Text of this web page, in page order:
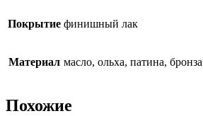
Покрытие финишный лак
Материал масло, ольха, патина, бронза
Похожие